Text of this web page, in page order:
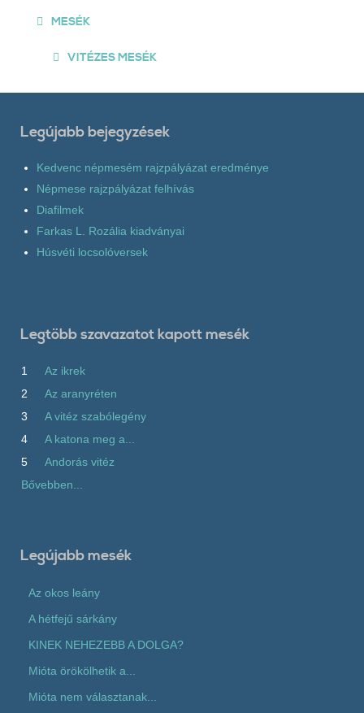
MESÉK
VITÉZES MESÉK
Legújabb bejegyzések
Kedvenc népmesém rajzpályázat eredménye
Népmese rajzpályázat felhívás
Diafilmek
Farkas L. Rozália kiadványai
Húsvéti locsolóversek
Legtöbb szavazatot kapott mesék
1
Az ikrek
2
Az aranyréten
3
A vitéz szabólegény
4
A katona meg a...
5
Andorás vitéz
Bővebben...
Legújabb mesék
Az okos leány
A hétfejű sárkány
KINEK NEHEZEBB A DOLGA?
Mióta örökölhetik a...
Mióta nem választanak...